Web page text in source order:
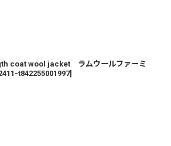
coat wool jacket ラムウールファーミ
t842255001997]